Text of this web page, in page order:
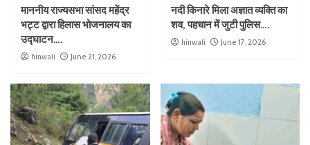
माननीय राज्यसभा सांसद महेंद्र
भट्ट द्वारा हिलास भोजनालय का
उद्घाटन….
hinwali June 21, 2026
नदी किनारे मिला अज्ञात व्यक्ति का
शव, पहचान में जुटी पुलिस….
hinwali June 17, 2026